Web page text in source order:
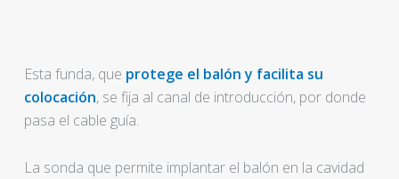
Esta funda, que protege el balón y facilita su
colocación, se fija al canal de introducción, por donde
pasa el cable guía.
La sonda que permite implantar el balón en la cavidad